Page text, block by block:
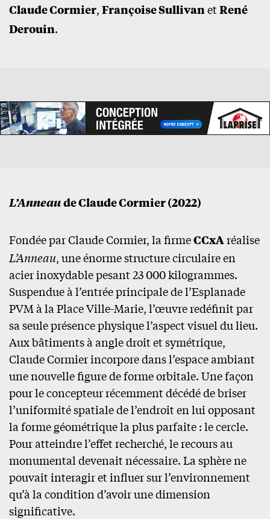
Claude Cormier,Françoise SullivanetRené
Derouin.
L’Anneaude Claude Cormier (2022)
Fondée par Claude Cormier, la firmeCCxAréalise
L’Anneau, une énorme structure circulaire en
acier inoxydable pesant 23 000 kilogrammes.
Suspendue à l’entrée principale de l’Esplanade
PVM à la Place Ville-Marie, l’œuvre redéfinit par
sa seule présence physique l’aspect visuel du lieu.
Aux bâtiments à angle droit et symétrique,
Claude Cormier incorpore dans l’espace ambiant
une nouvelle figure de forme orbitale. Une façon
pour le concepteur récemment décédé de briser
l’uniformité spatiale de l’endroit en lui opposant
la forme géométrique la plus parfaite : le cercle.
Pour atteindre l’effet recherché, le recours au
monumental devenait nécessaire. La sphère ne
pouvait interagir et influer sur l’environnement
qu’à la condition d’avoir une dimension
significative.